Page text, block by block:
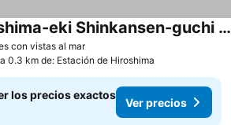
con vistas al marVer precios
Toyoko Inn Hiroshima-eki Shinkansen-guchi No.2
a 0.3 km de: Estación de Hiroshima
los precios exactos
Ver precios